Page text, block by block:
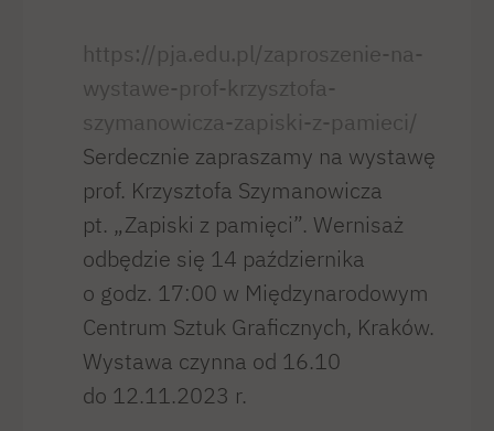
https://pja.edu.pl/zaproszenie-na-
wystawe-prof-krzysztofa-
szymanowicza-zapiski-z-pamieci/
Serdecznie zapraszamy na wystawę
prof. Krzysztofa Szymanowicza
pt. „Zapiski z pamięci”. Wernisaż
odbędzie się 14 października
o godz. 17:00 w Międzynarodowym
Centrum Sztuk Graficznych, Kraków.
Wystawa czynna od 16.10
do 12.11.2023 r.